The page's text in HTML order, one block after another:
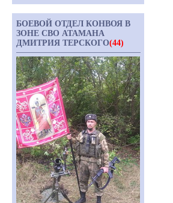
БОЕВОЙ ОТДЕЛ КОНВОЯ В
ЗОНЕ СВО АТАМАНА
ДМИТРИЯ ТЕРСКОГО(44)